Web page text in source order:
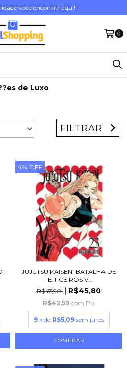
você encontra aqui!
0
de Luxo
FILTRAR
-
4% OFF
JUJUTSU KAISEN: BATALHA DE
FEITICEIROS V...
R$47,90
R$45,80
R$42,59 com Pix
9 x de R$5,09 sem juros